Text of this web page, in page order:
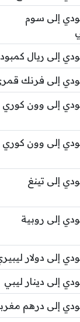
إلى سوم
إلى ريال
إلى فرنك
إلى وون كوري
إلى وون كوري
إلى تينغ
إلى روبية
إلى دولار
إلى دينار ليبي
إلى درهم